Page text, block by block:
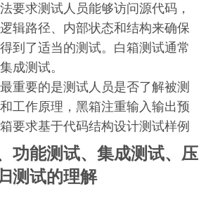
要求测试人员能够访问源代码，
辑路径、内部状态和结构来确保
到了适当的测试。白箱测试通常
成测试。
重要的是测试人员是否了解被测
工作原理，黑箱注重输入输出预
要求基于代码结构设计测试样例
功能测试、集成测试、压
测试的理解